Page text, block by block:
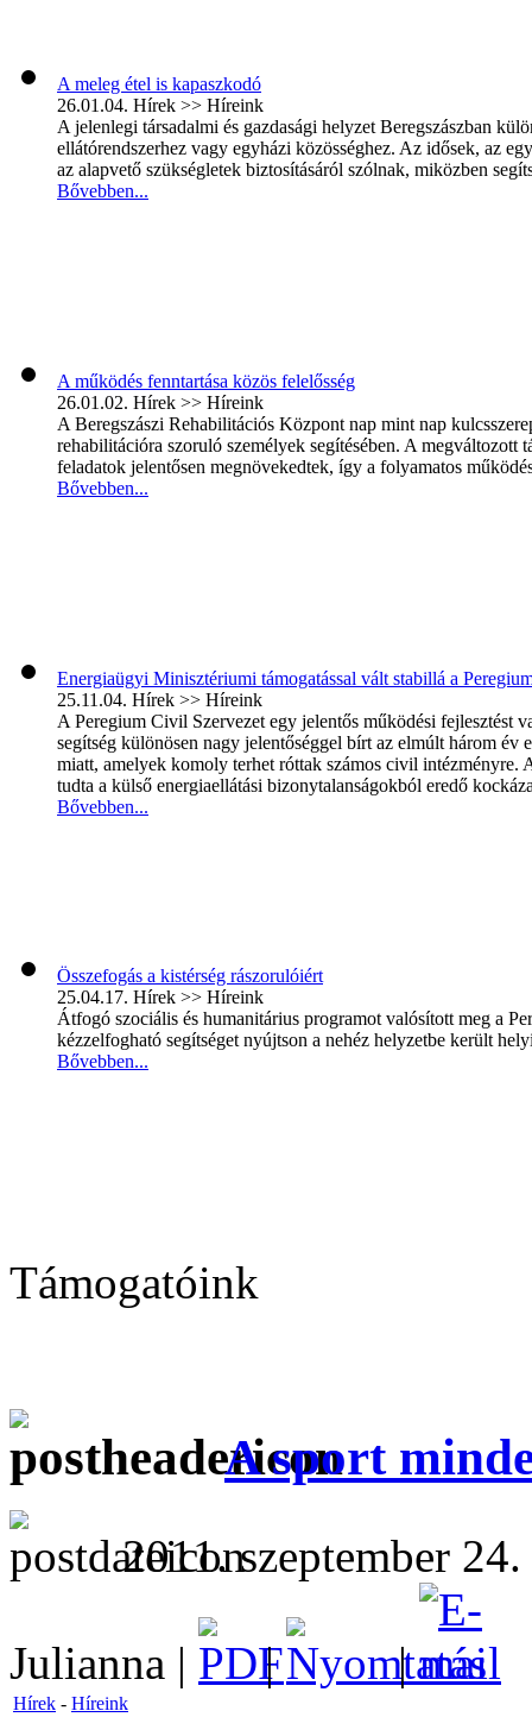
A meleg étel is kapaszkodó
26.01.04. Hírek >> Híreink
A jelenlegi társadalmi és gazdasági helyzet Beregszászban
ellátórendszerhez vagy egyházi közösséghez. Az idősek, az
az alapvető szükségletek biztosításáról szólnak, miközben
Bővebben...
A működés fenntartása közös felelősség
26.01.02. Hírek >> Híreink
A Beregszászi Rehabilitációs Központ nap mint nap
rehabilitációra szoruló személyek segítésében. A megváltozott
feladatok jelentősen megnövekedtek, így a folyamatos
Bővebben...
Energiaügyi Minisztériumi támogatással vált stabillá a
25.11.04. Hírek >> Híreink
A Peregium Civil Szervezet egy jelentős működési fejlesztést
segítség különösen nagy jelentőséggel bírt az elmúlt három év
miatt, amelyek komoly terhet róttak számos civil intézményre.
tudta a külső energiaellátási bizonytalanságokból eredő
Bővebben...
Összefogás a kistérség rászorulóiért
25.04.17. Hírek >> Híreink
Átfogó szociális és humanitárius programot valósított meg a
kézzelfogható segítséget nyújtson a nehéz helyzetbe került
Bővebben...
Támogatóink
A sport
2011. szeptember
Julianna | | |
Hírek - Híreink